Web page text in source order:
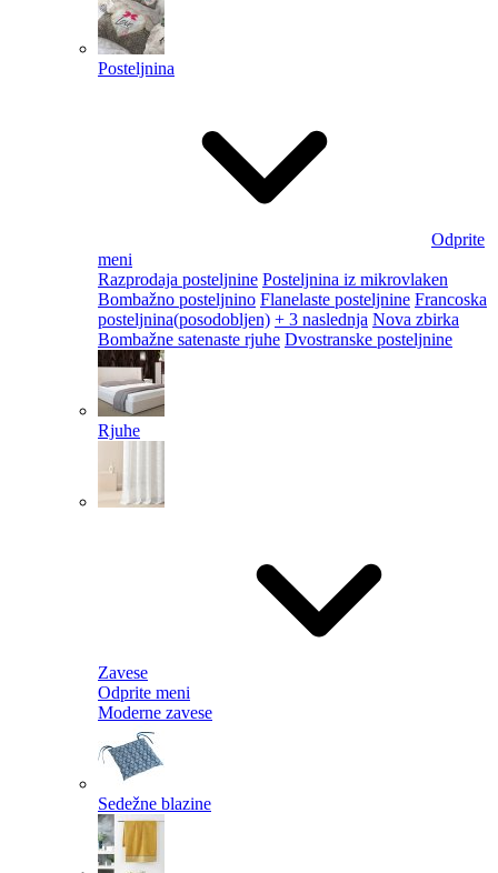
Posteljnina
Odprite
meni
Razprodaja posteljnine Posteljnina iz mikrovlaken
Bombažno posteljnino Flanelaste posteljnine Francoska
posteljnina(posodobljen) + 3 naslednja Nova zbirka
Bombažne satenaste rjuhe Dvostranske posteljnine
Rjuhe
Zavese
Odprite meni
Moderne zavese
Sedežne blazine